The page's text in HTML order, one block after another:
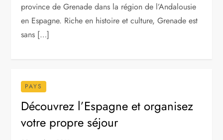
province de Grenade dans la région de l’Andalousie
en Espagne. Riche en histoire et culture, Grenade est
sans […]
PAYS
Découvrez l’Espagne et organisez
votre propre séjour